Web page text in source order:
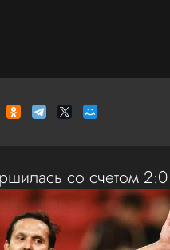
со счетом 2:0